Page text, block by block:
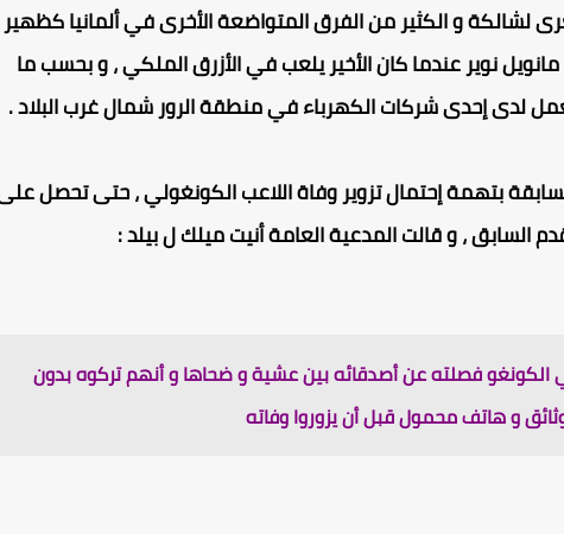
لشالكةو الكثير من الفرق المتواضعة الأخرى في ألمانيا كظهير
نويرعندما كان الأخير يلعب في الأزرق الملكي ، و بحسب ما
يعمل لدى إحدى شركات الكهرباء في منطقة الرور شمال غرب البلاد.
بتهمة إحتمال تزوير وفاة اللاعب الكونغولي ، حتى تحصل
السابق ، و قالت المدعية العامة أنيت ميلك ل بيلد :
الكونغو فصلته عن أصدقائه بين عشية و ضحاها و أنهم تركوه بدون
و هاتف محمول قبل أن يزوروا وفاته